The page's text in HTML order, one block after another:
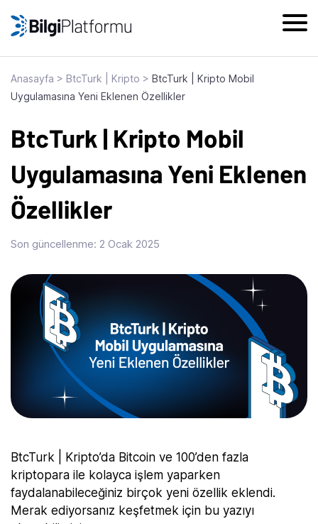
Anasayfa > BtcTurk | Kripto > BtcTurk | Kripto Mobil
Uygulamasına Yeni Eklenen Özellikler
BtcTurk | Kripto Mobil
Uygulamasına Yeni Eklenen
Özellikler
Son güncellenme: 2 Ocak 2025
BtcTurk | Kripto’da Bitcoin ve 100’den fazla
kriptopara ile kolayca işlem yaparken
faydalanabileceğiniz birçok yeni özellik eklendi.
Merak ediyorsanız keşfetmek için bu yazıyı